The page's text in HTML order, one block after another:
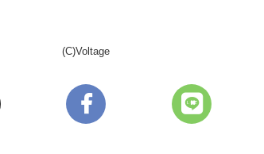
(C)Voltage